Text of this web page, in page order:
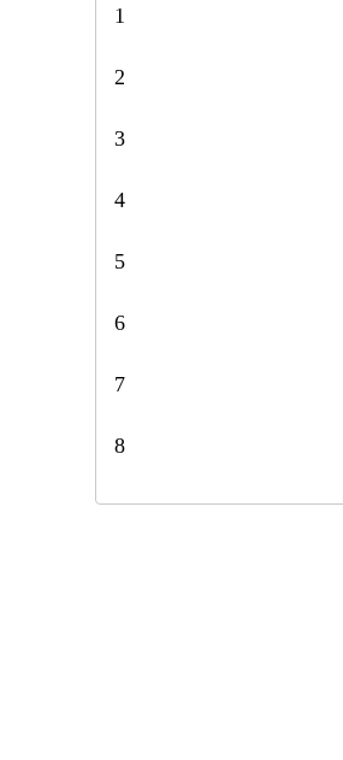
1
2
3
4
5
6
7
8